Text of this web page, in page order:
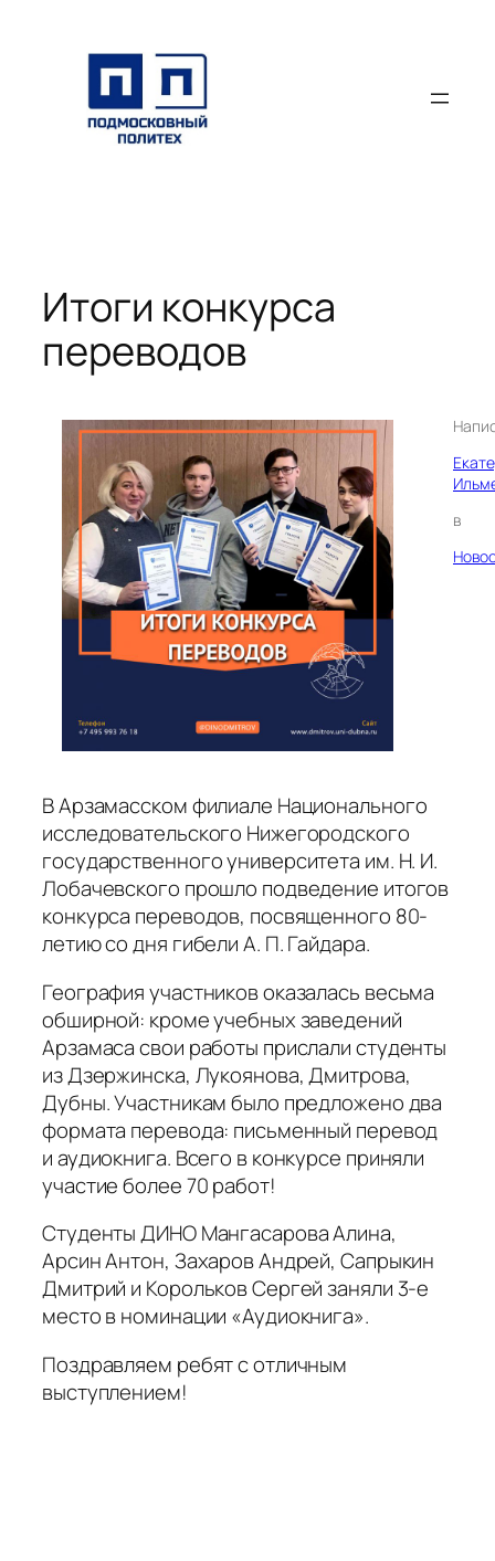
содержимому
Итоги конкурса
переводов
в
В Арзамасском филиале Национального
исследовательского Нижегородского
государственного университета им. Н. И.
Лобачевского прошло подведение итогов
конкурса переводов, посвященного 80-
летию со дня гибели А. П. Гайдара.
География участников оказалась весьма
обширной: кроме учебных заведений
Арзамаса свои работы прислали студенты
из Дзержинска, Лукоянова, Дмитрова,
Дубны. Участникам было предложено два
формата перевода: письменный перевод
и аудиокнига. Всего в конкурсе приняли
участие более 70 работ!
Cтуденты ДИНО Мангасарова Алина,
Арсин Антон, Захаров Андрей, Сапрыкин
Дмитрий и Корольков Сергей заняли 3-е
место в номинации «Аудиокнига».
Поздравляем ребят с отличным
выступлением!